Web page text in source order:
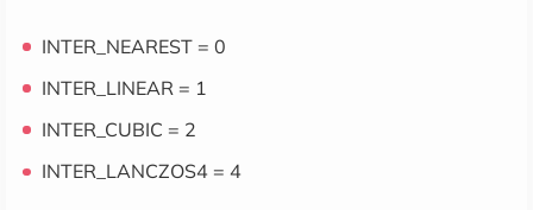
INTER_NEAREST = 0
INTER_LINEAR = 1
INTER_CUBIC = 2
INTER_LANCZOS4 = 4